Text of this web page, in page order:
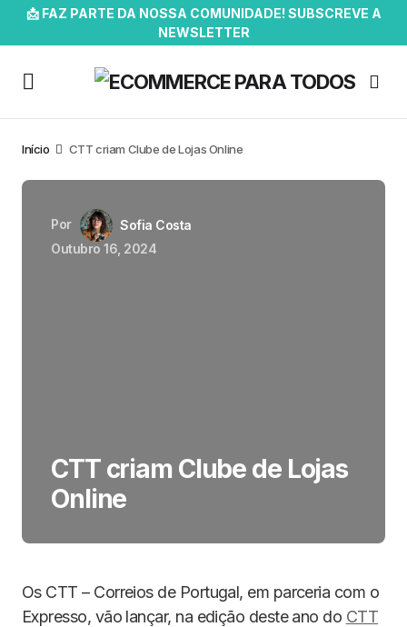
📩 FAZ PARTE DA NOSSA COMUNIDADE! SUBSCREVE A
NEWSLETTER
Início CTT criam Clube de Lojas Online
Por
Sofia Costa
Outubro 16, 2024
CTT criam Clube de Lojas
Online
Os CTT – Correios de Portugal, em parceria com o
Expresso, vão lançar, na edição deste ano do CTT